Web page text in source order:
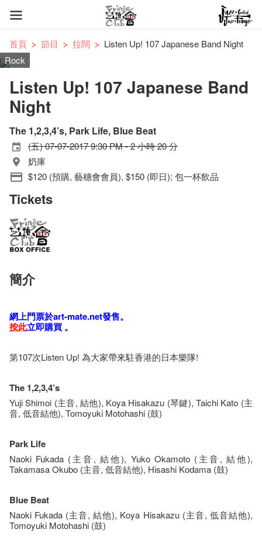
首頁 節目 拉闊
Listen Up! 107 Japanese Band Night
Rock
Listen Up! 107 Japanese Band
Night
The 1,2,3,4’s, Park Life, Blue Beat
(五) 07-07-2017 9:30 PM - 2 小時 20 分
奶庫
$120 (預購, 藝穗會會員), $150 (即日); 包一杯飲品
Tickets
簡介
網​上門票於art-mate.net發售。
按​此立即購​買​ 。
第107次Listen Up! 為大家帶來駐香港的日本樂隊!
The 1,2,3,4’s
Yuji Shimoi (主音, 結他), Koya Hisakazu (琴鍵), Taichi Kato (主
音, 低音結他), Tomoyuki Motohashi (鼓)
Park Life
Naoki Fukada (主音, 結他), Yuko Okamoto (主音, 結他),
Takamasa Okubo (主音, 低音結他), Hisashi Kodama (鼓)
Blue Beat
Naoki Fukada (主音, 結他), Koya Hisakazu (主音, 低音結他),
Tomoyuki Motohashi (鼓)